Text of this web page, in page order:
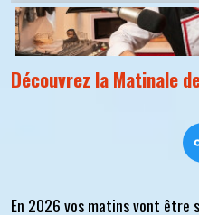
Découvrez la Matinale
En 2026 vos matins vont être